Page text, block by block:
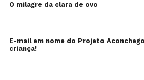
O milagre da clara de ovo
E-mail em nome do Projeto
criança!